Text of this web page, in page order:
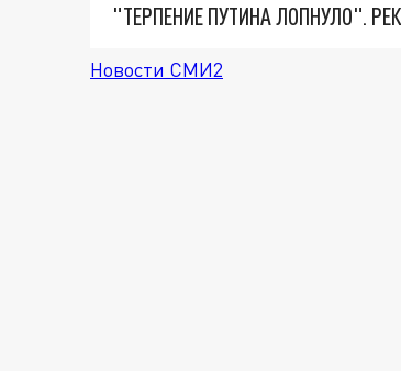
Новости СМИ2